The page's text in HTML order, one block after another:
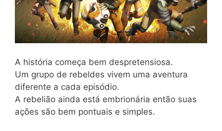
A história começa bem despretensiosa.
Um grupo de rebeldes vivem uma aventura
diferente a cada episódio.
A rebelião ainda está embrionária então suas
ações são bem pontuais e simples.